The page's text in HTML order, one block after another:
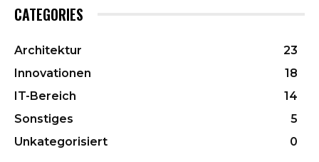
CATEGORIES
Architektur
23
Innovationen
18
IT-Bereich
14
Sonstiges
5
Unkategorisiert
0